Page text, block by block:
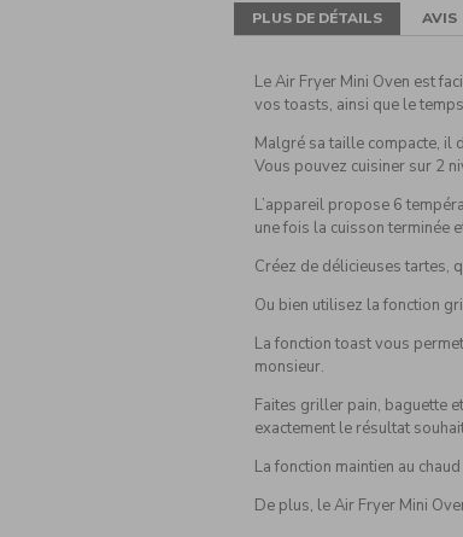
PLUS DE DÉTAILS AVIS
Le Air Fryer Mini Oven est
vos toasts, ainsi que le
Malgré sa taille compacte, il
Vous pouvez cuisiner sur 2
L’appareil propose 6
une fois la cuisson terminée
Créez de délicieuses tartes,
Ou bien utilisez la fonction
La fonction toast vous
monsieur.
Faites griller pain, baguette
exactement le résultat
La fonction maintien au
De plus, le Air Fryer Mini